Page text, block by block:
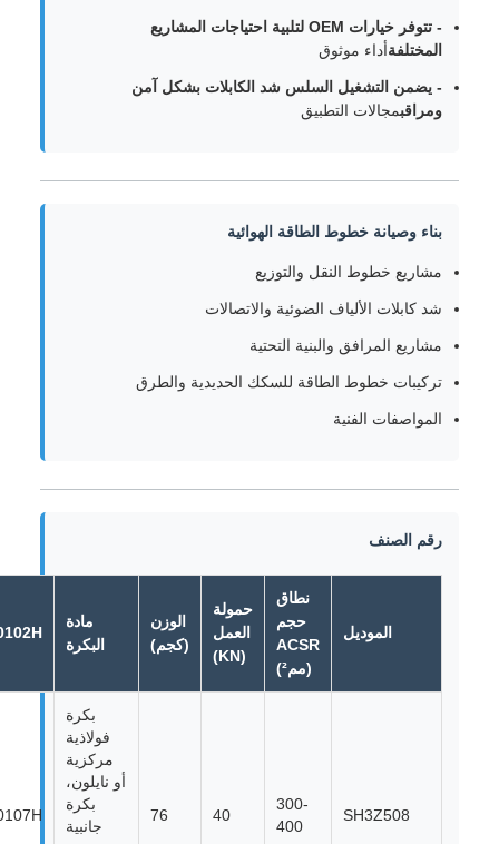
- تتوفر خيارات OEM لتلبية احتياجات المشاريع
المختلفةأداء موثوق
- يضمن التشغيل السلس شد الكابلات بشكل آمن
ومراقبمجالات التطبيق
بناء وصيانة خطوط الطاقة الهوائية
مشاريع خطوط النقل والتوزيع
شد كابلات الألياف الضوئية والاتصالات
مشاريع المرافق والبنية التحتية
تركيبات خطوط الطاقة للسكك الحديدية والطرق
المواصفات الفنية
رقم الصنف
الموديل
نطاق
حجم
ACSR
حمولة
العمل
الوزن
(كجم)
مادة
البكرة
10102H
SH3Z508
300-
400
بكرة
فولاذية
مركزية
أو نايلون،
بكرة
جانبية
10107H